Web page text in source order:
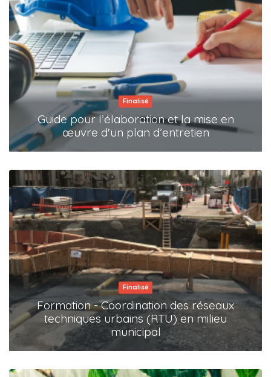
Finalisé
Guide pour l’élaboration et la mise en
œuvre d'un plan d’entretien
Finalisé
Formation - Coordination des réseaux
techniques urbains (RTU) en milieu
municipal